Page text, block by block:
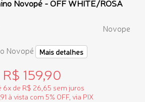
Novopé - OFF WHITE/ROSA
Novope
Novopé
Mais detalhes
R$ 159,90
6x de R$ 26,65 sem juros
à vista com 5% OFF, via PIX